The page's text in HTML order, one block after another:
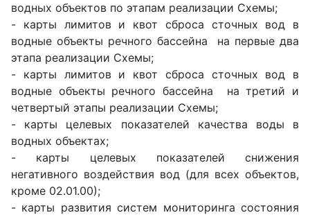
водных объектов по этапам реализации Схемы;
- карты лимитов и квот сброса сточных вод в
водные объекты речного бассейна на первые два
этапа реализации Схемы;
- карты лимитов и квот сброса сточных вод в
водные объекты речного бассейна на третий и
четвертый этапы реализации Схемы;
- карты целевых показателей качества воды в
водных объектах;
- карты целевых показателей снижения
негативного воздействия вод (для всех объектов,
кроме 02.01.00);
- карты развития систем мониторинга состояния